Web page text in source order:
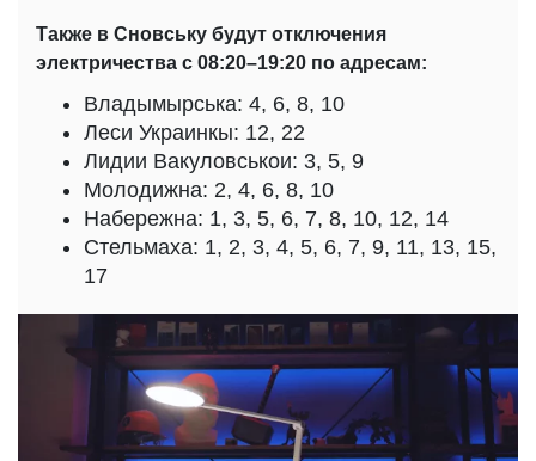
Также в Сновську будут отключения
электричества с 08:20–19:20 по адресам:
Владымырська: 4, 6, 8, 10
Леси Украинкы: 12, 22
Лидии Вакуловськои: 3, 5, 9
Молодижна: 2, 4, 6, 8, 10
Набережна: 1, 3, 5, 6, 7, 8, 10, 12, 14
Стельмаха: 1, 2, 3, 4, 5, 6, 7, 9, 11, 13, 15,
17